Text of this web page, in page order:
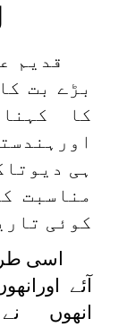
قدیم
بڑے بت
کا
ہی
مناسبت
کوئی
اسی
آئے
انھوں